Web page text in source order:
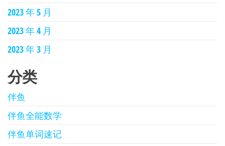
2023 年 5 月
2023 年 4 月
2023 年 3 月
分类
伴鱼
伴鱼全能数学
伴鱼单词速记